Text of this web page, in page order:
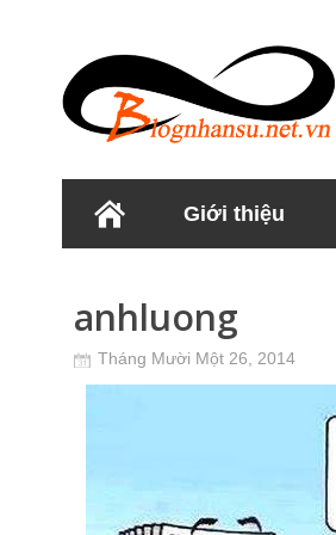
Giới thiệu
anhluong
Tháng Mười Một 26, 2014